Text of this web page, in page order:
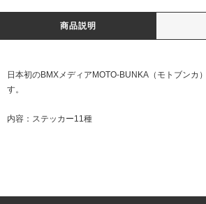
商品説明
日本初のBMXメディアMOTO-BUNKA（モトブンカ
す。
内容：ステッカー11種